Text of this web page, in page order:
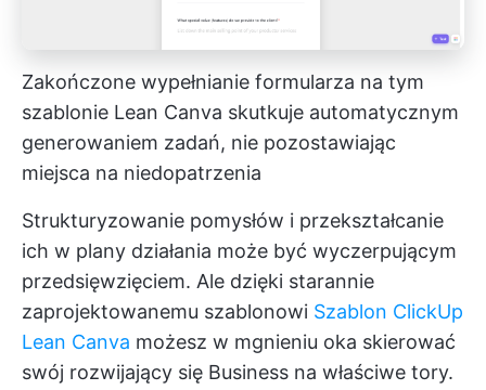
Zakończone wypełnianie formularza na tym
szablonie Lean Canva skutkuje automatycznym
generowaniem zadań, nie pozostawiając
miejsca na niedopatrzenia
Strukturyzowanie pomysłów i przekształcanie
ich w plany działania może być wyczerpującym
przedsięwzięciem. Ale dzięki starannie
zaprojektowanemu szablonowi Szablon ClickUp
Lean Canva możesz w mgnieniu oka skierować
swój rozwijający się Business na właściwe tory.